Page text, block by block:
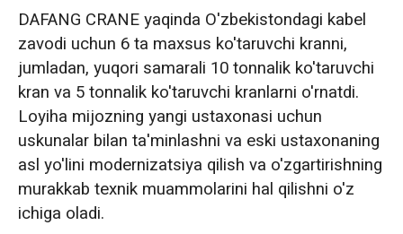
Kelajakdagi hamkorlikni ta'minlash: Mijozlar
ehtiyojini qondirishning yakuniy kafolati
DAFANG CRANE yaqinda O'zbekistondagi kabel
zavodi uchun 6 ta maxsus ko'taruvchi kranni,
jumladan, yuqori samarali 10 tonnalik ko'taruvchi
kran va 5 tonnalik ko'taruvchi kranlarni o'rnatdi.
Loyiha mijozning yangi ustaxonasi uchun
uskunalar bilan ta'minlashni va eski ustaxonaning
asl yo'lini modernizatsiya qilish va o'zgartirishning
murakkab texnik muammolarini hal qilishni o'z
ichiga oladi.